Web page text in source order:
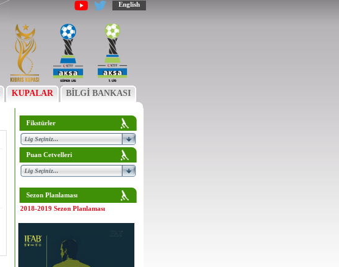
English
KUPALAR BİLGİ BANKASI
Fikstürler
Puan Cetvelleri
Sezon Planlaması
2018-2019 Sezon Planlaması